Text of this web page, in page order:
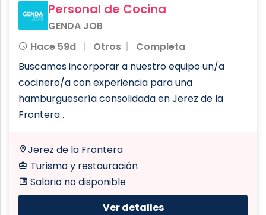
Personal de Cocina
GENDA JOB
Hace 59d
Otros
Completa
Buscamos incorporar a nuestro equipo un/a
cocinero/a con experiencia para una
hamburguesería consolidada en Jerez de la
Frontera .
Jerez de la Frontera
Turismo y restauración
Salario no disponible
Ver detalles